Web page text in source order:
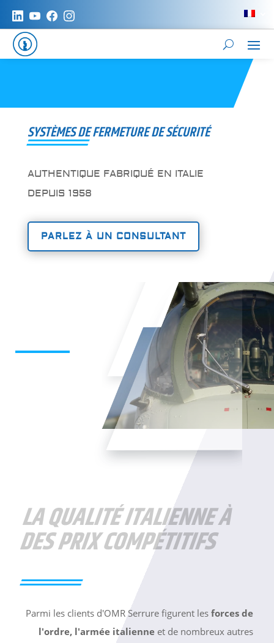
SYSTÈMES DE FERMETURE DE SÉCURITÉ
AUTHENTIQUE FABRIQUÉ EN ITALIE
DEPUIS 1958
PARLEZ À UN CONSULTANT
LA QUALITÉ ITALIENNE À
DES PRIX COMPÉTITIFS
Parmi les clients d'OMR Serrure figurent lesforces de
l'ordre, l'armée italienne et de nombreux autres